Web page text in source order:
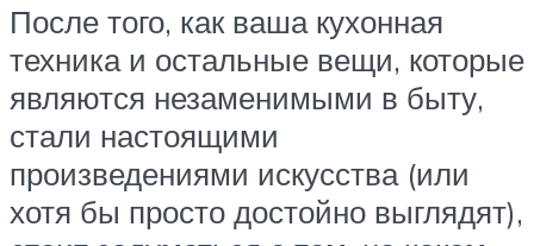
После того, как ваша кухонная
техника и остальные вещи, которые
являются незаменимыми в быту,
стали настоящими
произведениями искусства (или
хотя бы просто достойно выглядят),